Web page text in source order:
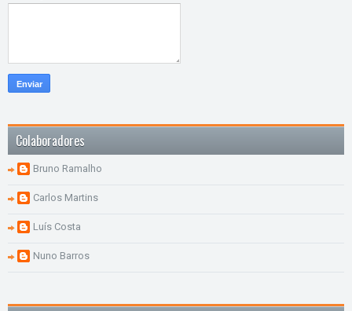
Colaboradores
Bruno Ramalho
Carlos Martins
Luís Costa
Nuno Barros